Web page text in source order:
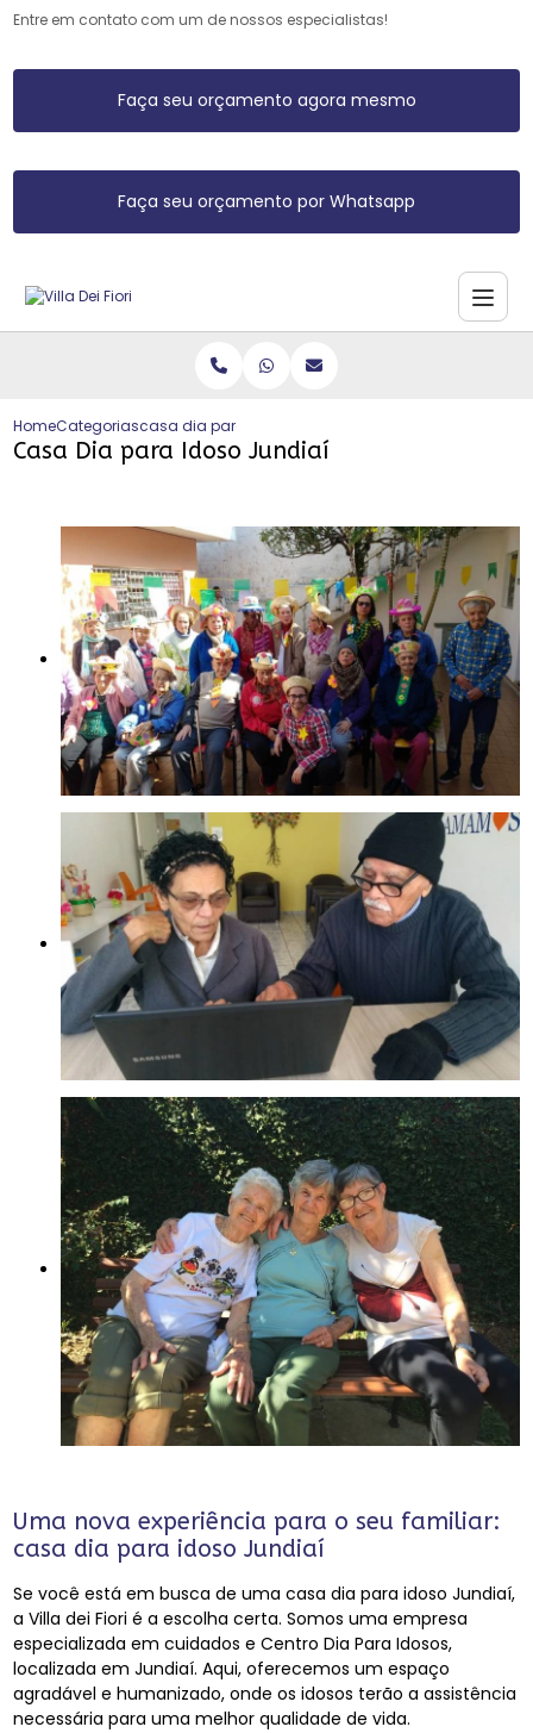
Entre em contato com um de nossos especialistas!
Faça seu orçamento agora mesmo
Faça seu orçamento por Whatsapp
HomeCategoriascasa dia para idoso jundiai
Casa Dia para Idoso Jundiaí
Uma nova experiência para o seu familiar:
casa dia para idoso Jundiaí
Se você está em busca de uma casa dia para idoso Jundiaí,
a Villa dei Fiori é a escolha certa. Somos uma empresa
especializada em cuidados e Centro Dia Para Idosos,
localizada em Jundiaí. Aqui, oferecemos um espaço
agradável e humanizado, onde os idosos terão a assistência
necessária para uma melhor qualidade de vida.